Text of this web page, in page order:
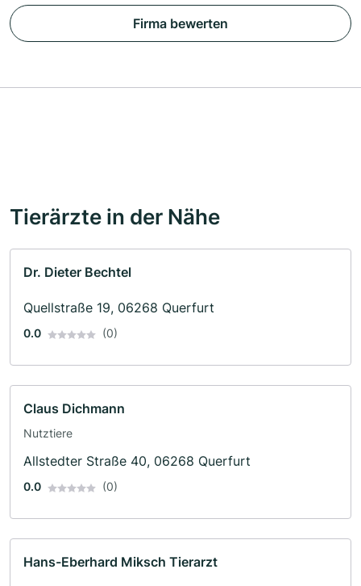
Firma bewerten
Tierärzte in der Nähe
Dr. Dieter Bechtel
Quellstraße 19, 06268 Querfurt
0.0 (0)
Claus Dichmann
Nutztiere
Allstedter Straße 40, 06268 Querfurt
0.0 (0)
Hans-Eberhard Miksch Tierarzt